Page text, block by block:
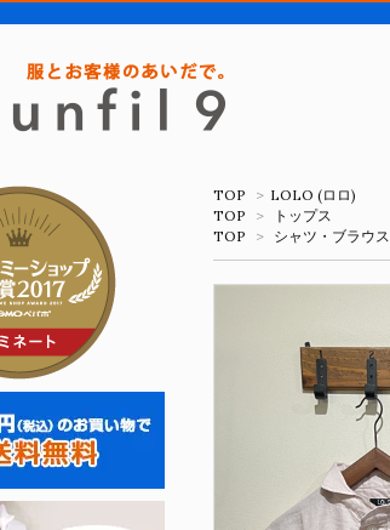
TOP > LOLO (ロロ)
TOP
>
トップス
TOP
> シャツ・ブラウス